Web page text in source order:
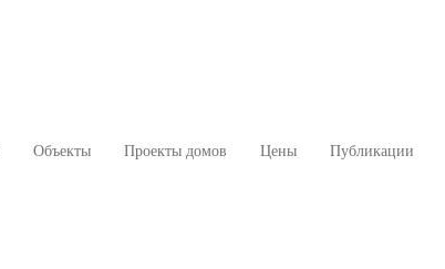
Объекты Проекты домов Цены Публикации